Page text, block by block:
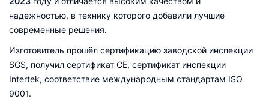
надежностью, в технику которого добавили лучшие
современные решения.
Изготовитель прошёл сертификацию заводской инспекции
SGS, получил сертификат CE, сертификат инспекции
Intertek, соответствие международным стандартам ISO
9001.